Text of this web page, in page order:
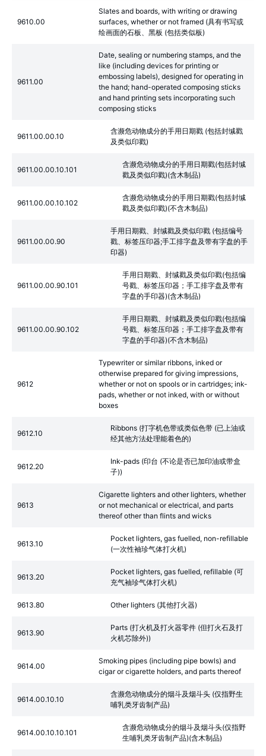
9610.00
Slates and boards, with writing or drawing
surfaces, whether or not framed (具有书写或
绘画面的石板、黑板 (包括类似板)
9611.00
Date, sealing or numbering stamps, and the
like (including devices for printing or
embossing labels), designed for operating in
the hand; hand-operated composing sticks
and hand printing sets incorporating such
composing sticks
9611.00.00.10
含濒危动物成分的手用日期戳 (包括封缄戳
及类似印戳)
9611.00.00.10.101
含濒危动物成分的手用日期戳(包括封缄
戳及类似印戳)(含木制品)
9611.00.00.10.102
含濒危动物成分的手用日期戳(包括封缄
戳及类似印戳)(不含木制品)
9611.00.00.90
手用日期戳、封缄戳及类似印戳 (包括编号
戳、标签压印器;手工排字盘及带有字盘的手
印器)
9611.00.00.90.101
手用日期戳、封缄戳及类似印戳(包括编
号戳、标签压印器；手工排字盘及带有
字盘的手印器)(含木制品)
9611.00.00.90.102
手用日期戳、封缄戳及类似印戳(包括编
号戳、标签压印器；手工排字盘及带有
字盘的手印器)(不含木制品)
9612
Typewriter or similar ribbons, inked or
otherwise prepared for giving impressions,
whether or not on spools or in cartridges; ink-
pads, whether or not inked, with or without
boxes
9612.10
Ribbons (打字机色带或类似色带 (已上油或
经其他方法处理能着色的)
9612.20
Ink-pads (印台 (不论是否已加印油或带盒
子))
9613
Cigarette lighters and other lighters, whether
or not mechanical or electrical, and parts
thereof other than flints and wicks
9613.10
Pocket lighters, gas fuelled, non-refillable
(一次性袖珍气体打火机)
9613.20
Pocket lighters, gas fuelled, refillable (可
充气袖珍气体打火机)
9613.80 Other lighters (其他打火器)
9613.90
Parts (打火机及打火器零件 (但打火石及打
火机芯除外))
9614.00
Smoking pipes (including pipe bowls) and
cigar or cigarette holders, and parts thereof
9614.00.10.10
含濒危动物成分的烟斗及烟斗头 (仅指野生
哺乳类牙齿制产品)
9614.00.10.10.101
含濒危动物成分的烟斗及烟斗头(仅指野
生哺乳类牙齿制产品)(含木制品)